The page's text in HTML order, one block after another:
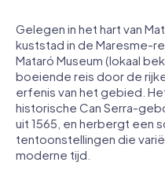
Gelegen in het hart van
kuststad in de Maresme-
Mataró Museum (lokaal
boeiende reis door de
erfenis van het gebied.
historische Can Serra-
uit 1565, en herbergt een
tentoonstellingen die
moderne tijd.